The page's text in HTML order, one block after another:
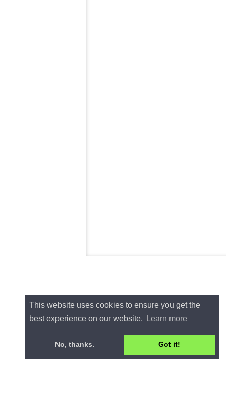
This website uses cookies to ensure you get the
best experience on our website.
Learn more
No, thanks. Got it!